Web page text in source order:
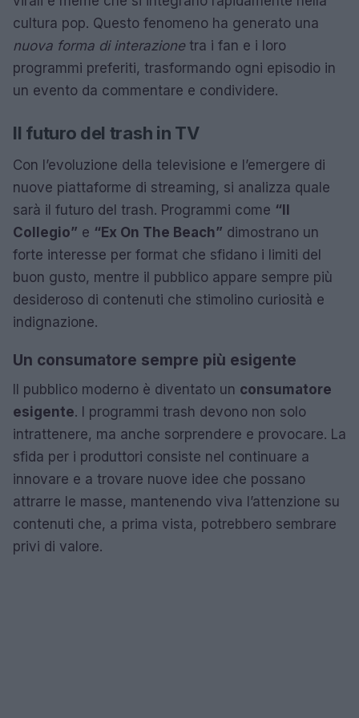
cultura pop. Questo fenomeno ha generato una
nuova forma di interazionetra i fan e i loro
programmi preferiti, trasformando ogni episodio in
un evento da commentare e condividere.
Il futuro del trash in TV
Con l’evoluzione della televisione e l’emergere di
nuove piattaforme di streaming, si analizza quale
sarà il futuro del trash. Programmi come “Il
Collegio” e “Ex On The Beach” dimostrano un
forte interesse per format che sfidano i limiti del
buon gusto, mentre il pubblico appare sempre più
desideroso di contenuti che stimolino curiosità e
indignazione.
Un consumatore sempre più esigente
Il pubblico moderno è diventato un consumatore
esigente. I programmi trash devono non solo
intrattenere, ma anche sorprendere e provocare. La
sfida per i produttori consiste nel continuare a
innovare e a trovare nuove idee che possano
attrarre le masse, mantenendo viva l’attenzione su
contenuti che, a prima vista, potrebbero sembrare
privi di valore.